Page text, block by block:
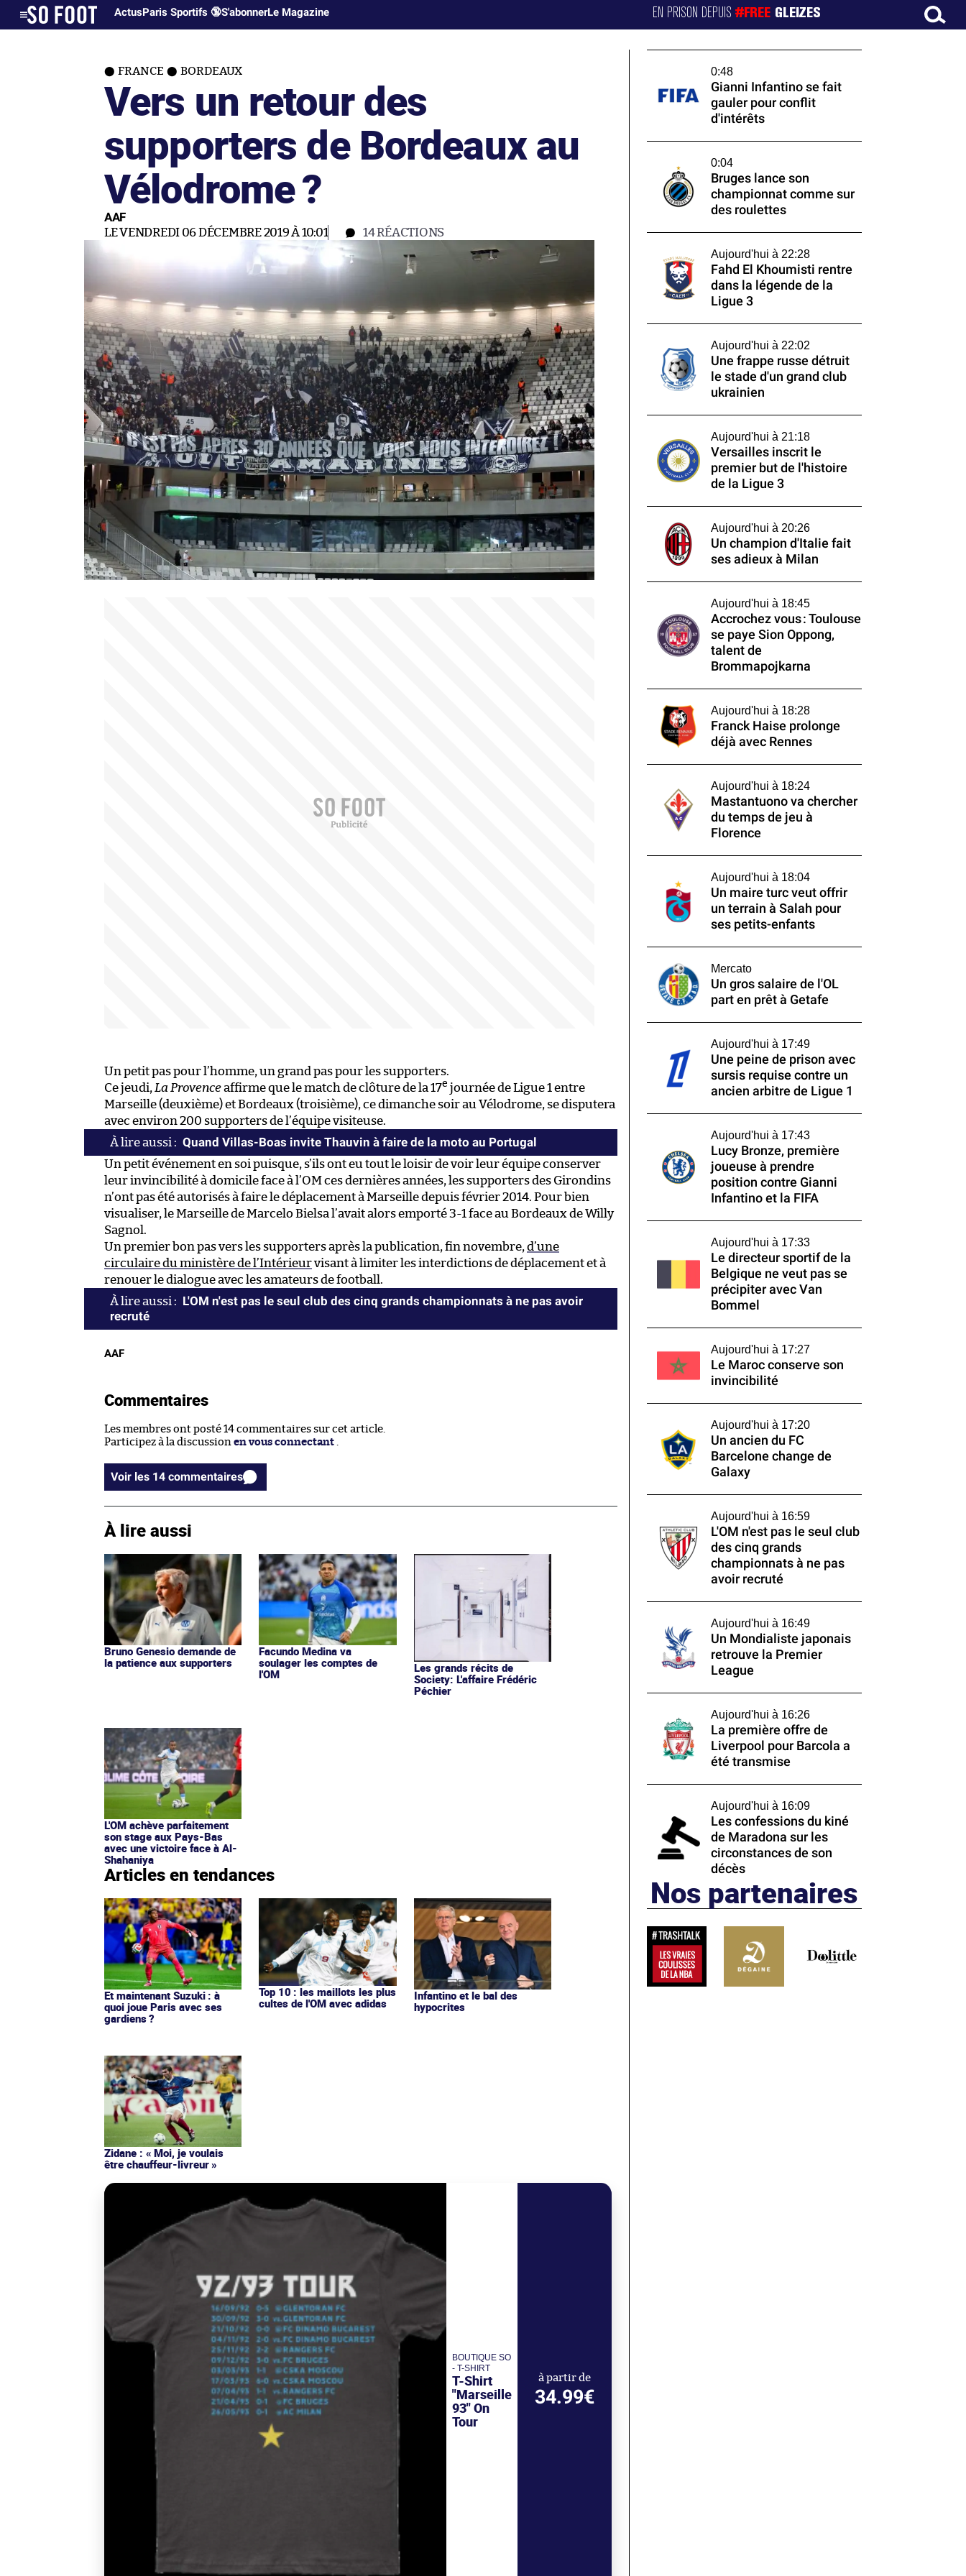
ActusParis Sportifs 🔞S'abonnerLe Magazine EN PRISON DEPUIS#FREE GLEIZES
FRANCE BORDEAUX
Vers un retour des
supporters de Bordeaux au
Vélodrome ?
AAF
LE VENDREDI 06 DÉCEMBRE 2019 À 10:01 14RÉACTIONS
Un petit pas pour l’homme, un grand pas pour les supporters.
Ce jeudi, La Provenceaffirme que le match de clôture de la 17e journée de Ligue 1 entre
Marseille (deuxième) et Bordeaux (troisième), ce dimanche soir au Vélodrome, se disputera
avec environ 200 supporters de l’équipe visiteuse.
Quand Villas-Boas invite Thauvin à faire de la moto au Portugal
Un petit événement en soi puisque, s’ils ont eu tout le loisir de voir leur équipe conserver
leur invincibilité à domicile face à l’OM ces dernières années, les supporters des Girondins
n’ont pas été autorisés à faire le déplacement à Marseille depuis février 2014. Pour bien
visualiser, le Marseille de Marcelo Bielsa l’avait alors emporté 3-1 face au Bordeaux de Willy
Sagnol.
Un premier bon pas vers les supporters après la publication, fin novembre, d’une
circulaire du ministère de l’Intérieurvisant à limiter les interdictions de déplacement et à
renouer le dialogue avec les amateurs de football.
L'OM n'est pas le seul club des cinq grands championnats à ne pas avoir
recruté
AAF
Commentaires
Les membres ont posté 14 commentaires sur cet article.
Participez à la discussion en vous connectant .
Voir les 14 commentaires
À lire aussi
Bruno Genesio demande de
la patience aux supporters
Facundo Medina va
soulager les comptes de
l'OM
Les grands récits de
Society: L'affaire Frédéric
Péchier
L'OM achève parfaitement
son stage aux Pays-Bas
avec une victoire face à Al-
Shahaniya
Articles en tendances
Et maintenant Suzuki : à
quoi joue Paris avec ses
gardiens ?
Top 10 : les maillots les plus
cultes de l'OM avec adidas
Infantino et le bal des
hypocrites
Zidane : « Moi, je voulais
être chauffeur-livreur »
BOUTIQUE SO
- T-SHIRT
T-Shirt
"Marseille
93" On
Tour
à partir de
34.99€
0:48
Gianni Infantino se fait
gauler pour conflit
d'intérêts
0:04
Bruges lance son
championnat comme sur
des roulettes
Aujourd'hui à 22:28
Fahd El Khoumisti rentre
dans la légende de la
Ligue 3
Aujourd'hui à 22:02
Une frappe russe détruit
le stade d'un grand club
ukrainien
Aujourd'hui à 21:18
Versailles inscrit le
premier but de l'histoire
de la Ligue 3
Aujourd'hui à 20:26
Un champion d'Italie fait
ses adieux à Milan
Aujourd'hui à 18:45
Accrochez vous : Toulouse
se paye Sion Oppong,
talent de
Brommapojkarna
Aujourd'hui à 18:28
Franck Haise prolonge
déjà avec Rennes
Aujourd'hui à 18:24
Mastantuono va chercher
du temps de jeu à
Florence
Aujourd'hui à 18:04
Un maire turc veut offrir
un terrain à Salah pour
ses petits-enfants
Mercato
Un gros salaire de l'OL
part en prêt à Getafe
Aujourd'hui à 17:49
Une peine de prison avec
sursis requise contre un
ancien arbitre de Ligue 1
Aujourd'hui à 17:43
Lucy Bronze, première
joueuse à prendre
position contre Gianni
Infantino et la FIFA
Aujourd'hui à 17:33
Le directeur sportif de la
Belgique ne veut pas se
précipiter avec Van
Bommel
Aujourd'hui à 17:27
Le Maroc conserve son
invincibilité
Aujourd'hui à 17:20
Un ancien du FC
Barcelone change de
Galaxy
Aujourd'hui à 16:59
L'OM n'est pas le seul club
des cinq grands
championnats à ne pas
avoir recruté
Aujourd'hui à 16:49
Un Mondialiste japonais
retrouve la Premier
League
Aujourd'hui à 16:26
La première offre de
Liverpool pour Barcola a
été transmise
Aujourd'hui à 16:09
Les confessions du kiné
de Maradona sur les
circonstances de son
décès
Nos partenaires